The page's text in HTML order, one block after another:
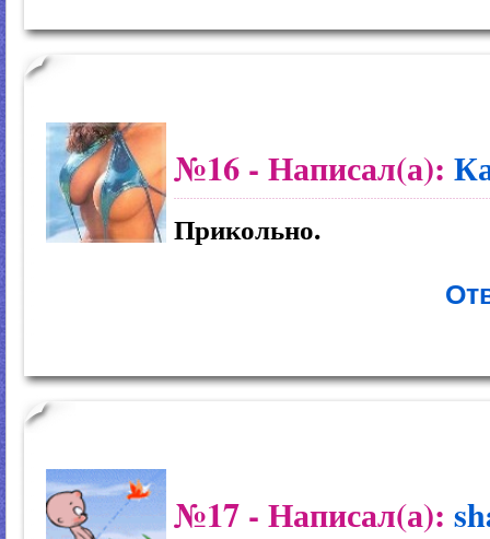
№16 - Написал(а):
Прикольно.
№17 - Написал(а):